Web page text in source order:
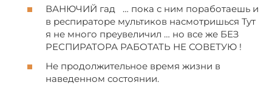
ВАНЮЧИЙ гад … пока с ним поработаешь и
в респираторе мультиков насмотришься Тут
я не много преувеличил … но все же БЕЗ
РЕСПИРАТОРА РАБОТАТЬ НЕ СОВЕТУЮ !
Не продолжительное время жизни в
наведенном состоянии.